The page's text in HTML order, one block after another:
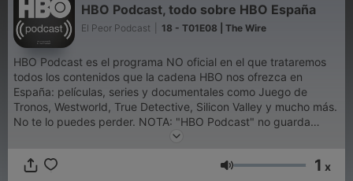
HBO Podcast, todo sobre HBO España
El Peor Podcast 18 - T01E08 | The Wire
HBO Podcast es el programa NO oficial en el que trataremos
todos los contenidos que la cadena HBO nos ofrezca en
España: películas, series y documentales como Juego de
Tronos, Westworld, True Detective, Silicon Valley y mucho más.
No te lo puedes perder. NOTA: "HBO Podcast" no guarda
relación alguna con la compañía HBO (2016)
音量 1 x